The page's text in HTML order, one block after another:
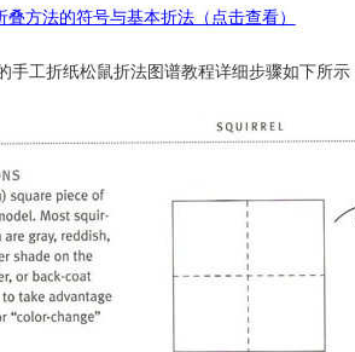
方法的符号与基本折法（点击查看）
手工折纸松鼠折法图谱教程详细步骤如下所示